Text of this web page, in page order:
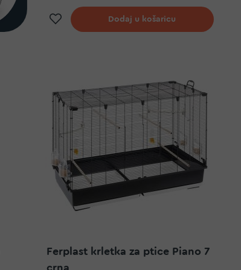
Dodaj na listu želja
Dodaj u košaricu
Ferplast krletka za ptice Piano 7
crna